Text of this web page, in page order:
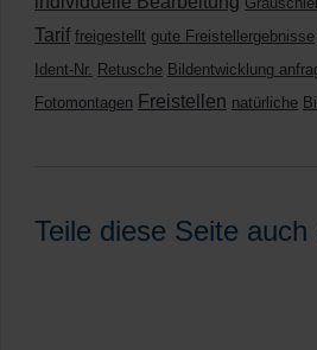
Tarif freigestellt gute Freistellergebnisse
Ident-Nr. Retusche Bildentwicklung
Fotomontagen Freistellen natürliche
Teile diese Seite auch